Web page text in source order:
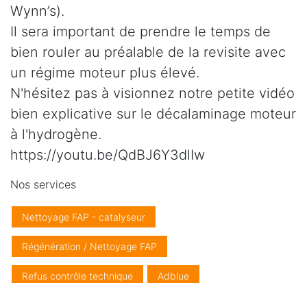
Wynn’s).
Il sera important de prendre le temps de
bien rouler au préalable de la revisite avec
un régime moteur plus élevé.
N'hésitez pas à visionnez notre petite vidéo
bien explicative sur le décalaminage moteur
à l'hydrogène.
https://youtu.be/QdBJ6Y3dlIw
Nos services
Nettoyage FAP - catalyseur
Régénération / Nettoyage FAP
Refus contrôle technique Adblue